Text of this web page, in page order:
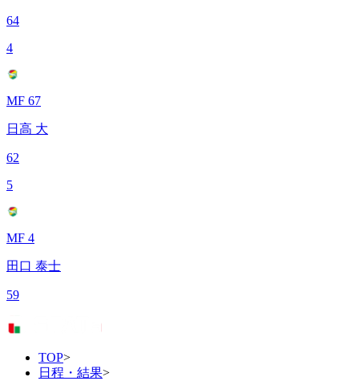
64
4
MF 67
日高 大
62
5
MF 4
田口 泰士
59
TOP>
日程・結果>